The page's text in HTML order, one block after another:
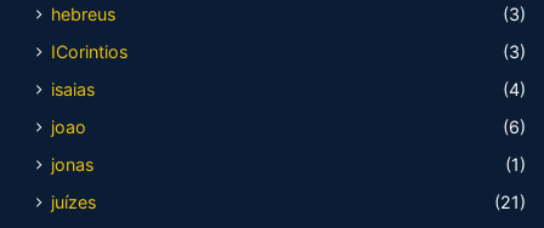
hebreus
(3)
ICorintios
(3)
isaias
(4)
joao
(6)
jonas
(1)
juízes
(21)